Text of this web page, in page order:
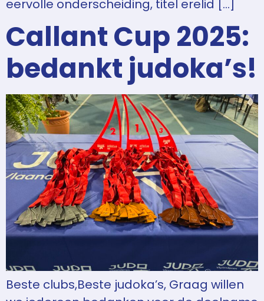
eervolle onderscheiding, titel erelid […]
Callant Cup 2025:
bedankt judoka’s!
Beste clubs,Beste judoka’s, Graag willen